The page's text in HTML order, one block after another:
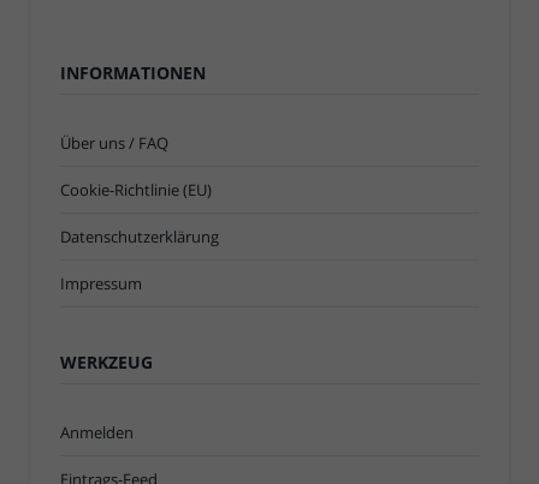
INFORMATIONEN
Über uns / FAQ
Cookie-Richtlinie (EU)
Datenschutzerklärung
Impressum
WERKZEUG
Anmelden
Eintrags-Feed